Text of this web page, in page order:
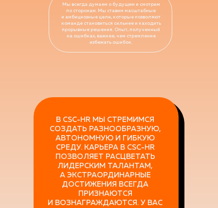
Мы всегда думаем о будущем и смотрим
по сторонам. Мы ставим масштабные
и амбициозные цели, которые позволяют
команде становиться сильнее и каходить
прорывные решения. Опыт, полученный
на ошибках, важнее, чем стремление
избежать ошибок.
В CSC-HR МЫ СТРЕМИМСЯ
СОЗДАТЬ РАЗНООБРАЗНУЮ,
АВТОНОМНУЮ И ГИБКУЮ
СРЕДУ. КАРЬЕРА В CSC-HR
ПОЗВОЛЯЕТ РАСЦВЕТАТЬ
ЛИДЕРСКИМ ТАЛАНТАМ,
А ЭКСТРАОРДИНАРНЫЕ
ДОСТИЖЕНИЯ ВСЕГДА
ПРИЗНАЮТСЯ
И ВОЗНАГРАЖДАЮТСЯ. У ВАС